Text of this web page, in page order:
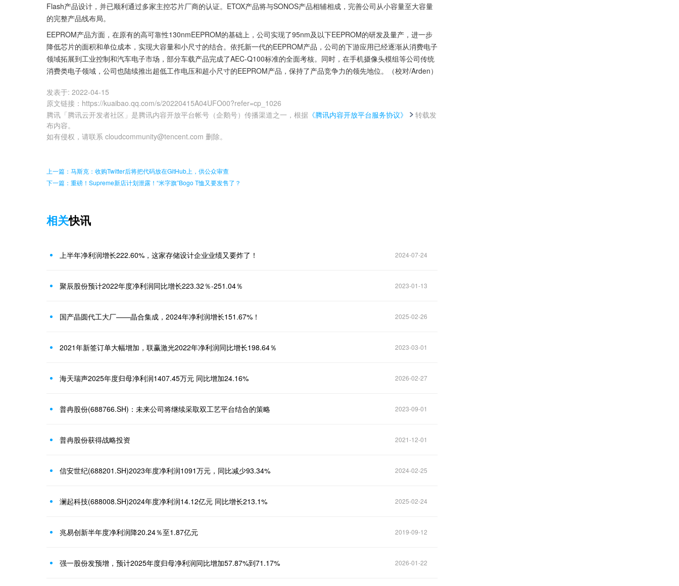
Flash产品设计，并已顺利通过多家主控芯片厂商的认证。ETOX产品将与SONOS产品相辅相成，完善公司从小容量至大容量
的完整产品线布局。
EEPROM产品方面，在原有的高可靠性130nmEEPROM的基础上，公司实现了95nm及以下EEPROM的研发及量产，进一步
降低芯片的面积和单位成本，实现大容量和小尺寸的结合。依托新一代的EEPROM产品，公司的下游应用已经逐渐从消费电子
领域拓展到工业控制和汽车电子市场，部分车载产品完成了AEC-Q100标准的全面考核。同时，在手机摄像头模组等公司传统
消费类电子领域，公司也陆续推出超低工作电压和超小尺寸的EEPROM产品，保持了产品竞争力的领先地位。（校对/Arden）
发表于: 2022-04-15
原文链接 ： https://kuaibao.qq.com/s/20220415A04UFO00?refer=cp_1026
腾讯「腾讯云开发者社区」是腾讯内容开放平台帐号（企鹅号）传播渠道之一，根据 《腾讯内容开放平台服务协议》
转载发
布内容。
如有侵权，请联系 cloudcommunity@tencent.com 删除。
上一篇：马斯克：收购Twitter后将把代码放在GitHub上，供公众审查
下一篇：重磅！Supreme新店计划泄露！“米字旗”Bogo T恤又要发售了？
相关快讯
上半年净利润增长222.60%，这家存储设计企业业绩又要炸了！ 2024-07-24
聚辰股份预计2022年度净利润同比增长223.32％-251.04％ 2023-01-13
国产晶圆代工大厂——晶合集成，2024年净利润增长151.67%！ 2025-02-26
2021年新签订单大幅增加，联赢激光2022年净利润同比增长198.64％ 2023-03-01
海天瑞声2025年度归母净利润1407.45万元 同比增加24.16% 2026-02-27
普冉股份(688766.SH)：未来公司将继续采取双工艺平台结合的策略 2023-09-01
普冉股份获得战略投资 2021-12-01
信安世纪(688201.SH)2023年度净利润1091万元，同比减少93.34% 2024-02-25
澜起科技(688008.SH)2024年度净利润14.12亿元 同比增长213.1% 2025-02-24
兆易创新半年度净利润降20.24％至1.87亿元 2019-09-12
强一股份发预增，预计2025年度归母净利润同比增加57.87%到71.17% 2026-01-22